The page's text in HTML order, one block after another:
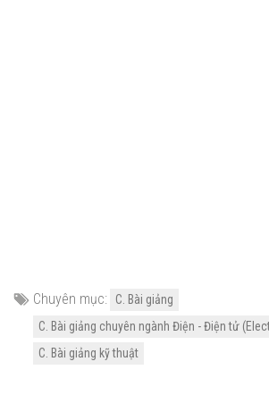
Chuyên mục:
C. Bài giảng
C. Bài giảng chuyên ngành Điện - Điện tử
C. Bài giảng kỹ thuật